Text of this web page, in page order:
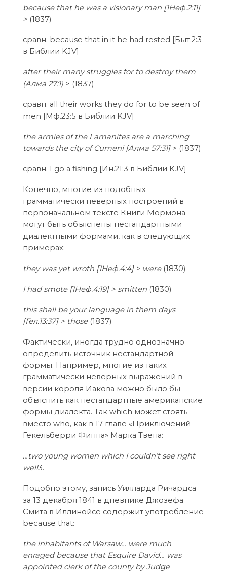
because that he was a visionary man [1Неф.2:11]
>(1837)
сравн. because that in it he had rested [Быт.2:3
в Библии KJV]
after their many struggles for to destroy them
(Aлма 27:1)> (1837)
сравн. all their works they do for to be seen of
men [Мф.23:5 в Библии KJV]
the armies of the Lamanites are a marching
towards the city of Cumeni [Aлма 57:31]> (1837)
сравн. I go a fishing [Ин.21:3 в Библии KJV]
Конечно, многие из подобных
грамматически неверных построений в
первоначальном тексте Книги Мормона
могут быть объяснены нестандартными
диалектными формами, как в следующих
примерах:
they was yet wroth [1Неф.4:4] > were(1830)
I had smote [1Неф.4:19] > smitten(1830)
this shall be your language in them days
[Гел.13:37] > those(1837)
Фактически, иногда трудно однозначно
определить источник нестандартной
формы. Например, многие из таких
грамматически неверных выражений в
версии короля Иакова можно было бы
объяснить как нестандартные американские
формы диалекта. Так which может стоять
вместо who, как в 17 главе «Приключений
Гекельберри Финна» Марка Твена:
…two young women which I couldn’t see right
well3.
Подобно этому, запись Уилларда Ричардса
за 13 декабря 1841 в дневнике Джозефа
Смита в Иллинойсе содержит употребление
because that:
the inhabitants of Warsaw… were much
enraged because that Esquire David… was
appointed clerk of the county by Judge